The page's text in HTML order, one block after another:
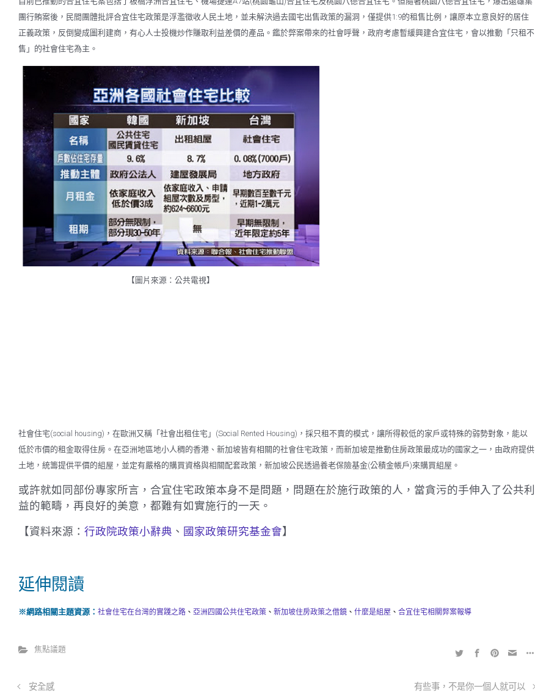
團行賄案後，民間團體批評合宜住宅政策是浮濫徵收人民土地，並未解決過去國宅出售政策的漏洞，僅提供1:9的租售比例，讓原本立意良好的居住
正義政策，反倒變成圖利建商，有心人士投機炒作賺取利益差價的產品。鑑於弊案帶來的社會呼聲，政府考慮暫緩興建合宜住宅，會以推動「只租不
售」的社會住宅為主。
【圖片來源：公共電視】
社會住宅(social housing)，在歐洲又稱「社會出租住宅」(Social Rented Housing)，採只租不賣的模式，讓所得較低的家戶或特殊的弱勢對象，能以
低於市價的租金取得住房。在亞洲地區地小人稠的香港、新加坡皆有相關的社會住宅政策，而新加坡是推動住房政策最成功的國家之一，由政府提供
土地，統籌提供平價的組屋，並定有嚴格的購買資格與相關配套政策，新加坡公民透過養老保險基金(公積金帳戶)來購買組屋。
或許就如同部份專家所言，合宜住宅政策本身不是問題，問題在於施行政策的人，當貪污的手伸入了公共利
益的範疇，再良好的美意，都難有如實施行的一天。
【資料來源： 行政院政策小辭典 、 國家政策研究基金會】
延伸閱讀
※網路相關主題資源： 社會住宅在台灣的實踐之路 、 亞洲四國公共住宅政策 、 新加坡住房政策之借鏡 、 什麼是組屋 、 合宜住宅相關弊案報導
焦點議題
安全感 有些事，不是你一個人就可以